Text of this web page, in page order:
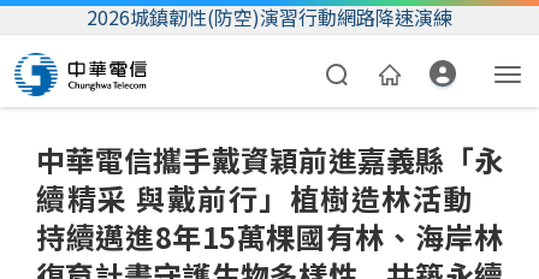
2026城鎮韌性(防空)演習行動網路降速演練
中華電信攜手戴資穎前進嘉義縣「永
續精采 與戴前行」植樹造林活動
持續邁進8年15萬棵國有林、海岸林